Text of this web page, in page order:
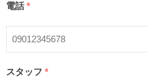
電話 *
スタッフ *